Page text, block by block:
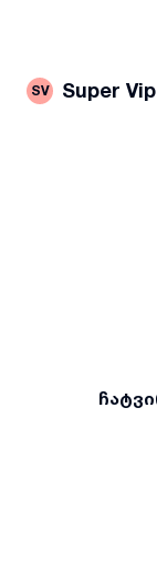
SV Super Vip